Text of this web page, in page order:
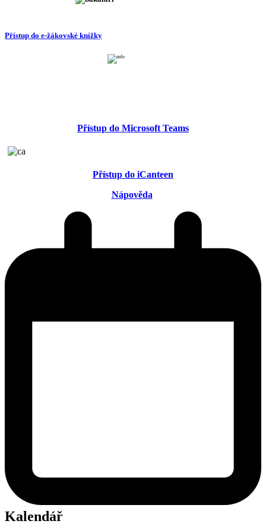
Přístup do e-žákovské knížky
Přístup do Microsoft Teams
Přístup do iCanteen
Nápověda
Kalendář